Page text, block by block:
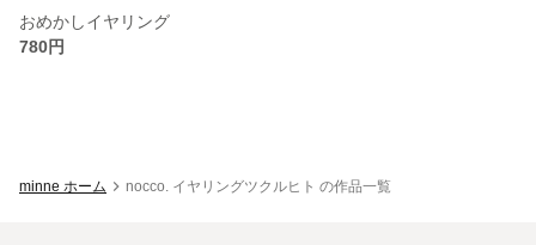
おめかしイヤリング
780円
minne ホーム nocco. イヤリングツクルヒト の作品一覧